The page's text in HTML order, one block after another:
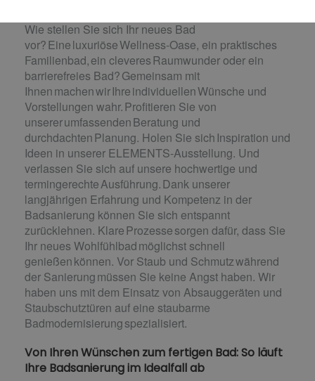
Wie stellen Sie sich Ihr neues Bad
vor? Eine luxuriöse Wellness-Oase, ein praktisches
Familienbad, ein cleveres Raumwunder oder ein
barrierefreies Bad? Gemeinsam mit
Ihnen machen wir Ihre individuellen Wünsche und
Vorstellungen wahr. Profitieren Sie von
unserer umfassenden Beratung und
durchdachten Planung. Holen Sie sich Inspiration und
Ideen in unserer ELEMENTS-Ausstellung. Und
verlassen Sie sich auf unsere hochwertige und
termingerechte Ausführung. Dank unserer
langjährigen Erfahrung und Kompetenz in der
Badsanierung können Sie sich entspannt
zurücklehnen. Klare Prozesse sorgen dafür, dass Sie
Ihr neues Wohlfühlbad möglichst schnell
genießen können. Vor Staub und Schmutz während
der Sanierung müssen Sie keine Angst haben. Wir
haben uns mit dem Einsatz von Absauggeräten und
Staubschutztüren auf eine staubarme
Badmodernisierung spezialisiert.
Von Ihren Wünschen zum fertigen Bad: So läuft
Ihre Badsanierung im Idealfall ab